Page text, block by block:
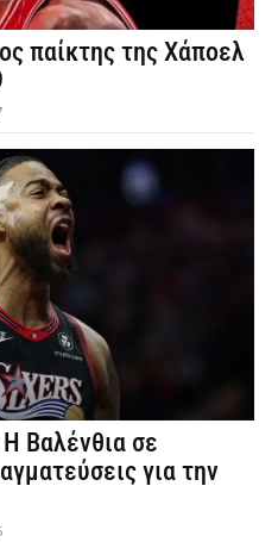
παίκτης της Χάποελ
Βαλένθια σε
για την